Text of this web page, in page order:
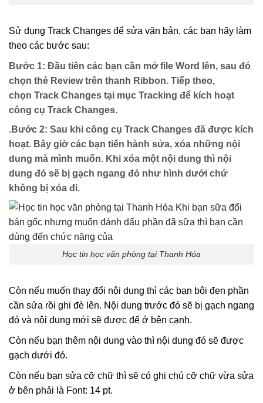
Sử dụng Track Changes để sửa văn bản, các bạn hãy làm
theo các bước sau:
Bước 1: Đầu tiên các bạn cần mở file Word lên, sau đó
chọn thẻ Review trên thanh Ribbon. Tiếp theo,
chọn Track Changes tại mục Tracking để kích hoạt
công cụ Track Changes.
.Bước 2: Sau khi công cụ Track Changes đã được kích
hoạt. Bây giờ các bạn tiến hành sửa, xóa những nội
dung mà mình muốn. Khi xóa một nội dung thì nội
dung đó sẽ bị gạch ngang đỏ như hình dưới chứ
không bị xóa đi.
Học tin học văn phòng tại Thanh Hóa
Còn nếu muốn thay đổi nội dung thì các bạn bôi đen phần
cần sửa rồi ghi đè lên. Nội dung trước đó sẽ bị gạch ngang
đỏ và nội dung mới sẽ được để ở bên cạnh.
Còn nếu bạn thêm nội dung vào thì nội dung đó sẽ được
gạch dưới đỏ.
Còn nếu bạn sửa cỡ chữ thì sẽ có ghi chú cỡ chữ vừa sửa
ở bên phải là Font: 14 pt.